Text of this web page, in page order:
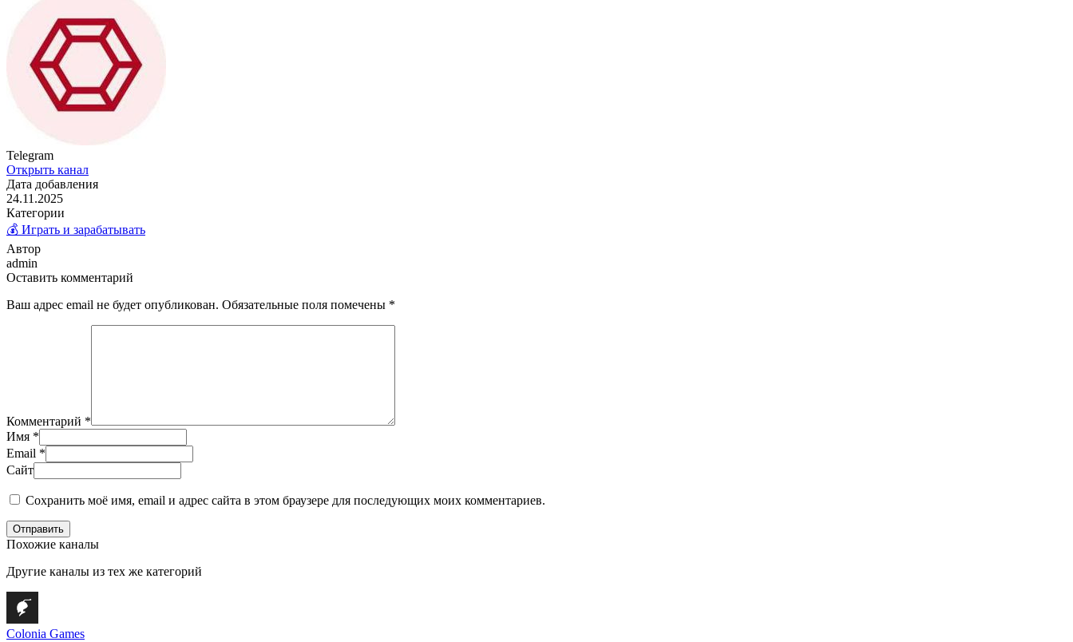
Telegram
Открыть канал
Дата добавления
24.11.2025
Категории
💰 Играть и зарабатывать
Автор
admin
Оставить комментарий
Ваш адрес email не будет опубликован. Обязательные поля помечены *
Комментарий *
Имя *
Email *
Сайт
Сохранить моё имя, email и адрес сайта в этом браузере для последующих моих комментариев.
Отправить
Похожие каналы
Другие каналы из тех же категорий
Colonia Games